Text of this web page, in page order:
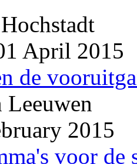
April 2015
de
Leeuwen
2015
voor de